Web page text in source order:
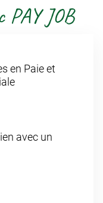
PAY JOB
en Paie et
avec un